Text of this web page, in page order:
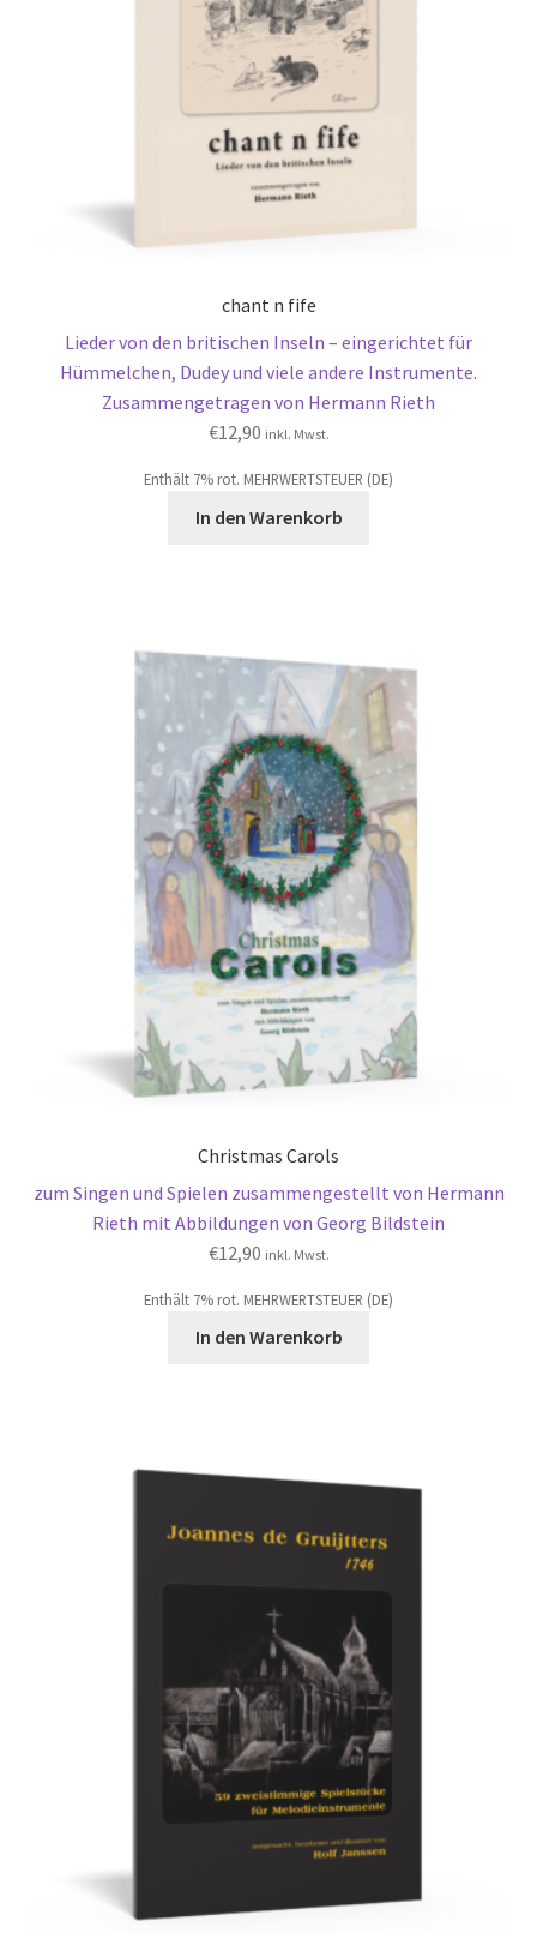
chant n fife
Lieder von den britischen Inseln – eingerichtet für
Hümmelchen, Dudey und viele andere Instrumente.
Zusammengetragen von Hermann Rieth
€12,90 inkl. Mwst.
Enthält 7% rot. MEHRWERTSTEUER (DE)
In den Warenkorb
Christmas Carols
zum Singen und Spielen zusammengestellt von Hermann
Rieth mit Abbildungen von Georg Bildstein
€12,90 inkl. Mwst.
Enthält 7% rot. MEHRWERTSTEUER (DE)
In den Warenkorb